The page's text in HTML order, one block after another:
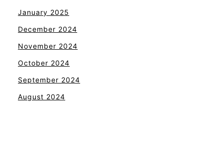
January 2025
December 2024
November 2024
October 2024
September 2024
August 2024